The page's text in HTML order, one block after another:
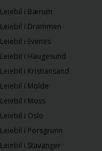
Leiebil i Bærum
Leiebil i Drammen
Leiebil i Evenes
Leiebil i Haugesund
Leiebil i Kristiansand
Leiebil i Molde
Leiebil i Moss
Leiebil i Oslo
Leiebil i Porsgrunn
Leiebil i Stavanger